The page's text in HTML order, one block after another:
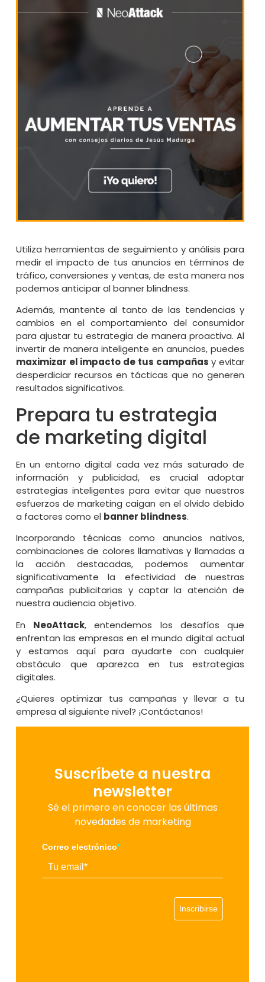
Utiliza herramientas de seguimiento y análisis para
medir el impacto de tus anuncios en términos de
tráfico, conversiones y ventas, de esta manera nos
podemos anticipar al banner blindness.
Además, mantente al tanto de las tendencias y
cambios en el comportamiento del consumidor
para ajustar tu estrategia de manera proactiva. Al
invertir de manera inteligente en anuncios, puedes
maximizar el impacto de tus campañas y evitar
desperdiciar recursos en tácticas que no generen
resultados significativos.
Prepara tu estrategia
de marketing digital
En un entorno digital cada vez más saturado de
información y publicidad, es crucial adoptar
estrategias inteligentes para evitar que nuestros
esfuerzos de marketing caigan en el olvido debido
a factores como el banner blindness.
Incorporando técnicas como anuncios nativos,
combinaciones de colores llamativas y llamadas a
la acción destacadas, podemos aumentar
significativamente la efectividad de nuestras
campañas publicitarias y captar la atención de
nuestra audiencia objetivo.
En NeoAttack, entendemos los desafíos que
enfrentan las empresas en el mundo digital actual
y estamos aquí para ayudarte con cualquier
obstáculo que aparezca en tus estrategias
digitales.
¿Quieresoptimizar tus campañas y llevar a tu
empresa al siguiente nivel? ¡Contáctanos!
Suscríbete a nuestra
newsletter
Sé el primero en conocer las últimas
novedades de marketing
Correo electrónico*
Inscribirse